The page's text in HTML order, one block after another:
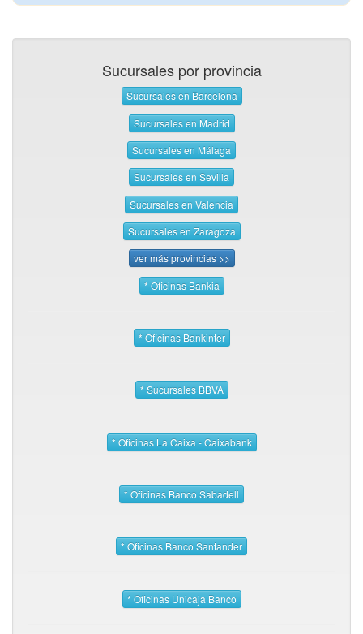
Sucursales por provincia
Sucursales en Barcelona
Sucursales en Madrid
Sucursales en Málaga
Sucursales en Sevilla
Sucursales en Valencia
Sucursales en Zaragoza
ver más provincias >>
* Oficinas Bankia
* Oficinas Bankinter
* Sucursales BBVA
* Oficinas La Caixa - Caixabank
* Oficinas Banco Sabadell
* Oficinas Banco Santander
* Oficinas Unicaja Banco